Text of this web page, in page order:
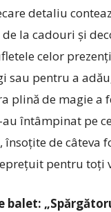
detaliu
la cadouri și
celor
sau pentru a
plină de magie
întâmpinat pe
însoțite de
pentru toți
balet: